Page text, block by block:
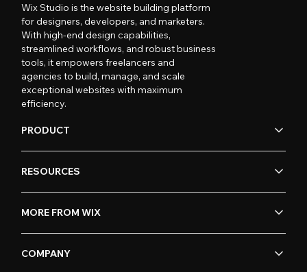
Wix Studio is the website building platform
for designers, developers, and marketers.
With high-end design capabilities,
streamlined workflows, and robust business
tools, it empowers freelancers and
agencies to build, manage, and scale
exceptional websites with maximum
efficiency.
PRODUCT
RESOURCES
MORE FROM WIX
COMPANY